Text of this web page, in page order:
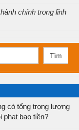
chính trong lĩnh
Tìm
có tổng trọng lượng
bao tiền?